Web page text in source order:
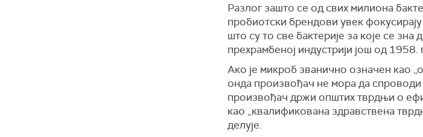
Разлог зашто се од свих милиона
пробиотски брендови увек
што су то све бактерије за које се
прехрамбеној индустрији још од 1958.
Ако је микроб званично означен као
онда произвођач не мора да
произвођач држи општих тврдњи о
као „квалификована здравствена
делује.